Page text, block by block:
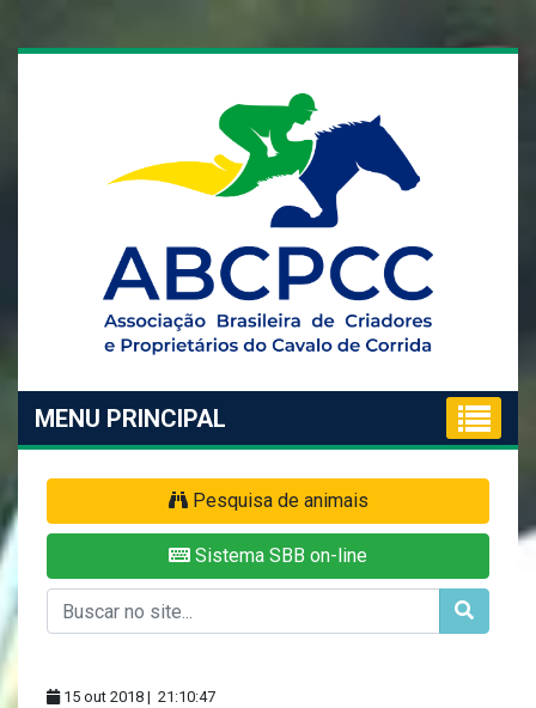
MENU PRINCIPAL
Pesquisa de animais
Sistema SBB on-line
15 out 2018 | 21:10:47